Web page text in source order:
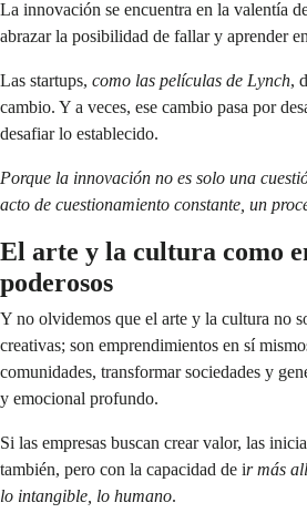
La innovación se encuentra en la valentía
abrazar la posibilidad de fallar y aprender
Las startups, como las películas de Lynch,
cambio. Y a veces, ese cambio pasa por
desafiar lo establecido.
Porque la innovación no es solo una
acto de cuestionamiento constante, un
El arte y la cultura como
poderosos
Y no olvidemos que el arte y la cultura no
creativas; son emprendimientos en sí
comunidades, transformar sociedades y
y emocional profundo.
Si las empresas buscan crear valor, las
también, pero con la capacidad de ir más
lo intangible, lo humano.